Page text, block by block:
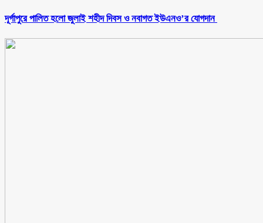
‎দূর্গাপুরে পালিত হলো জুলাই শহীদ দিবস ও নবাগত ইউএনও’র যোগদান ‎